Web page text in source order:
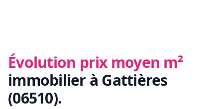
Évolution prix moyen m²
immobilier à Gattières
(06510).